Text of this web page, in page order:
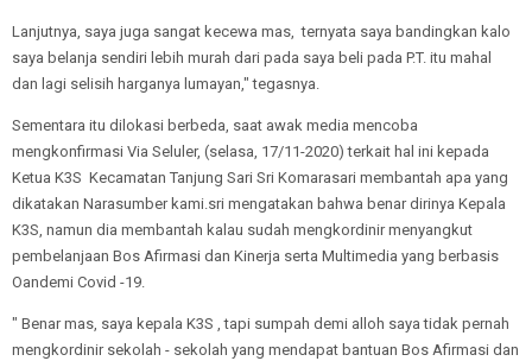
Lanjutnya, saya juga sangat kecewa mas, ternyata saya bandingkan kalo
saya belanja sendiri lebih murah dari pada saya beli pada P.T. itu mahal
dan lagi selisih harganya lumayan," tegasnya.
Sementara itu dilokasi berbeda, saat awak media mencoba
mengkonfirmasi Via Seluler, (selasa, 17/11-2020) terkait hal ini kepada
Ketua K3S Kecamatan Tanjung Sari Sri Komarasari membantah apa yang
dikatakan Narasumber kami.sri mengatakan bahwa benar dirinya Kepala
K3S, namun dia membantah kalau sudah mengkordinir menyangkut
pembelanjaan Bos Afirmasi dan Kinerja serta Multimedia yang berbasis
Oandemi Covid -19.
" Benar mas, saya kepala K3S , tapi sumpah demi alloh saya tidak pernah
mengkordinir sekolah - sekolah yang mendapat bantuan Bos Afirmasi dan